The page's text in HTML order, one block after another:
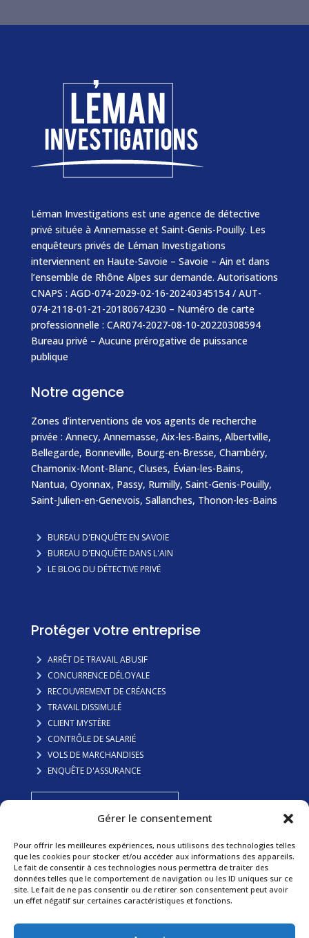
Gérer le consentement
Pour offrir les meilleures expériences, nous utilisons des technologies telles
que les cookies pour stocker et/ou accéder aux informations des appareils.
Le fait de consentir à ces technologies nous permettra de traiter des
données telles que le comportement de navigation ou les ID uniques sur ce
site. Le fait de ne pas consentir ou de retirer son consentement peut avoir
un effet négatif sur certaines caractéristiques et fonctions.
Léman Investigations est une agence de détective
privé située à Annemasse et Saint-Genis-Pouilly. Les
enquêteurs privés de Léman Investigations
interviennent en Haute-Savoie – Savoie – Ain et dans
l’ensemble de Rhône Alpes sur demande. Autorisations
CNAPS : AGD-074-2029-02-16-20240345154 / AUT-
074-2118-01-21-20180674230 – Numéro de carte
professionnelle : CAR074-2027-08-10-20220308594
Bureau privé – Aucune prérogative de puissance
publique
Notre agence
Zones d’interventions de vos agents de recherche
privée : Annecy, Annemasse, Aix-les-Bains, Albertville,
Bellegarde, Bonneville, Bourg-en-Bresse, Chambéry,
Chamonix-Mont-Blanc, Cluses, Évian-les-Bains,
Nantua, Oyonnax, Passy, Rumilly, Saint-Genis-Pouilly,
Saint-Julien-en-Genevois, Sallanches, Thonon-les-Bains
BUREAU D'ENQUÊTE EN SAVOIE
BUREAU D'ENQUÊTE DANS L'AIN
LE BLOG DU DÉTECTIVE PRIVÉ
Protéger votre entreprise
ARRÊT DE TRAVAIL ABUSIF
CONCURRENCE DÉLOYALE
RECOUVREMENT DE CRÉANCES
TRAVAIL DISSIMULÉ
CLIENT MYSTÈRE
CONTRÔLE DE SALARIÉ
VOLS DE MARCHANDISES
ENQUÊTE D'ASSURANCE
Préserver votre famille
ADULTÈRE
GARDE D’ENFANTS